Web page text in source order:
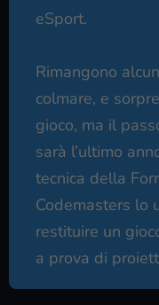
eSport.
Rimangono
colmare, e
gioco, ma il
sarà l’ultimo
tecnica della
Codemasters lo
restituire un
a prova di